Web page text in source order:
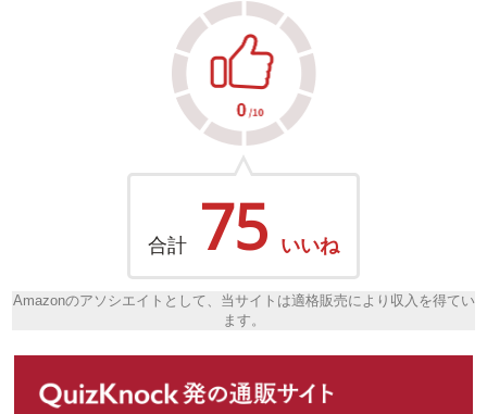
合計 75 いいね
Amazonのアソシエイトとして、当サイトは適格販売により収入を得てい
ます。